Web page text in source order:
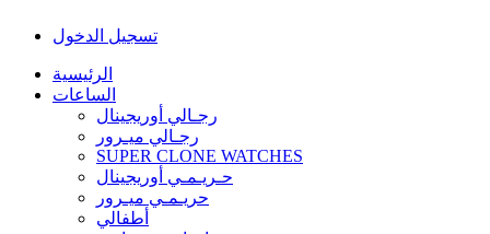
تسجيل الدخول
الرئيسية
الساعات
رجـالي أوريجينال
رجـالي ميـرور
SUPER CLONE WATCHES
حـريـمـي أوريجينال
حريـمـي ميـرور
أطفالي